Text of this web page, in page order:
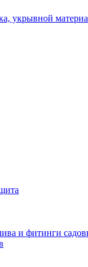
укрывной
и фитинги